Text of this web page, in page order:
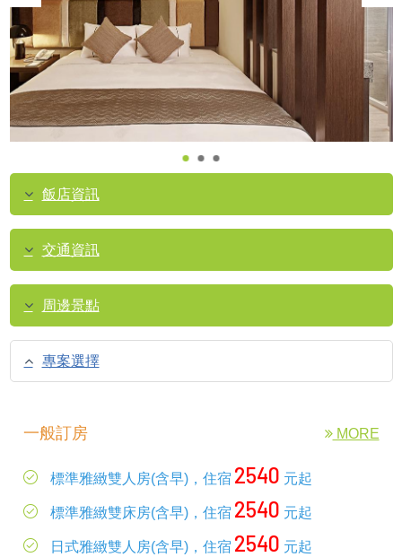
飯店資訊
交通資訊
周邊景點
專案選擇
一般訂房 MORE
標準雅緻雙人房(含早)，住宿 2540 元起
標準雅緻雙床房(含早)，住宿 2540 元起
日式雅緻雙人房(含早)，住宿 2540 元起